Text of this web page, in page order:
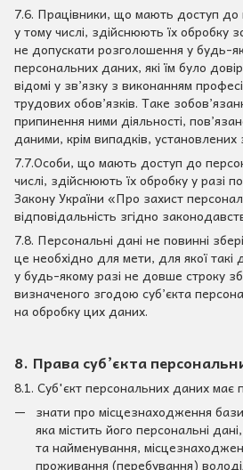
7.6. Працівники, що мають доступ до
у тому числі, здійснюють їх обробку
не допускати розголошення у будь-
персональних даних, які їм було
відомі у зв’язку з виконанням
трудових обов’язків. Таке
припинення ними діяльності,
даними, крім випадків, установлених
7.7.Особи, що мають доступ до
числі, здійснюють їх обробку у разі
Закону України «Про захист
відповідальність згідно
7.8. Персональні дані не повинні
це необхідно для мети, для якої такі
у будь-якому разі не довше строку
визначеного згодою суб’єкта
на обробку цих даних.
8. Права суб’єкта
8.1. Суб'єкт персональних даних має
знати про місцезнаходження
яка містить його персональні
та найменування,
проживання (перебування)